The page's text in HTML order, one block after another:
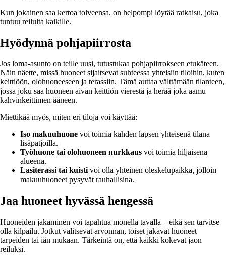
Kun jokainen saa kertoa toiveensa, on helpompi löytää ratkaisu, joka
tuntuu reilulta kaikille.
Hyödynnä pohjapiirrosta
Jos loma-asunto on teille uusi, tutustukaa pohjapiirrokseen etukäteen.
Näin näette, missä huoneet sijaitsevat suhteessa yhteisiin tiloihin, kuten
keittiöön, olohuoneeseen ja terassiin. Tämä auttaa välttämään tilanteen,
jossa joku saa huoneen aivan keittiön vierestä ja herää joka aamu
kahvinkeittimen ääneen.
Miettikää myös, miten eri tiloja voi käyttää:
Iso makuuhuone voi toimia kahden lapsen yhteisenä tilana
lisäpatjoilla.
Työhuone tai olohuoneen nurkkaus voi toimia hiljaisena
alueena.
Lasiterassi tai kuistivoi olla yhteinen oleskelupaikka, jolloin
makuuhuoneet pysyvät rauhallisina.
Jaa huoneet hyvässä hengessä
Huoneiden jakaminen voi tapahtua monella tavalla – eikä sen tarvitse
olla kilpailu. Jotkut valitsevat arvonnan, toiset jakavat huoneet
tarpeiden tai iän mukaan. Tärkeintä on, että kaikki kokevat jaon
reiluksi.